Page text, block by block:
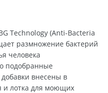
Technology (Anti-Bacteria
размножение бактерий
человека
подобранные
внесены в
и лотка для моющих